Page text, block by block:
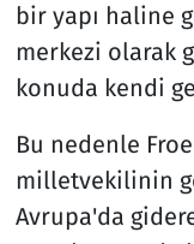
bir yapı haline
merkezi olarak
konuda kendi
Bu nedenle
milletvekilinin
Avrupa'da